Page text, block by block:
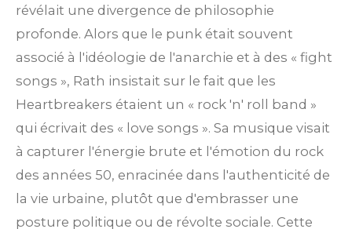
révélait une divergence de philosophie
profonde. Alors que le punk était souvent
associé à l'idéologie de l'anarchie et à des « fight
songs », Rath insistait sur le fait que les
Heartbreakers étaient un « rock 'n' roll band »
qui écrivait des « love songs ». Sa musique visait
à capturer l'énergie brute et l'émotion du rock
des années 50, enracinée dans l'authenticité de
la vie urbaine, plutôt que d'embrasser une
posture politique ou de révolte sociale. Cette